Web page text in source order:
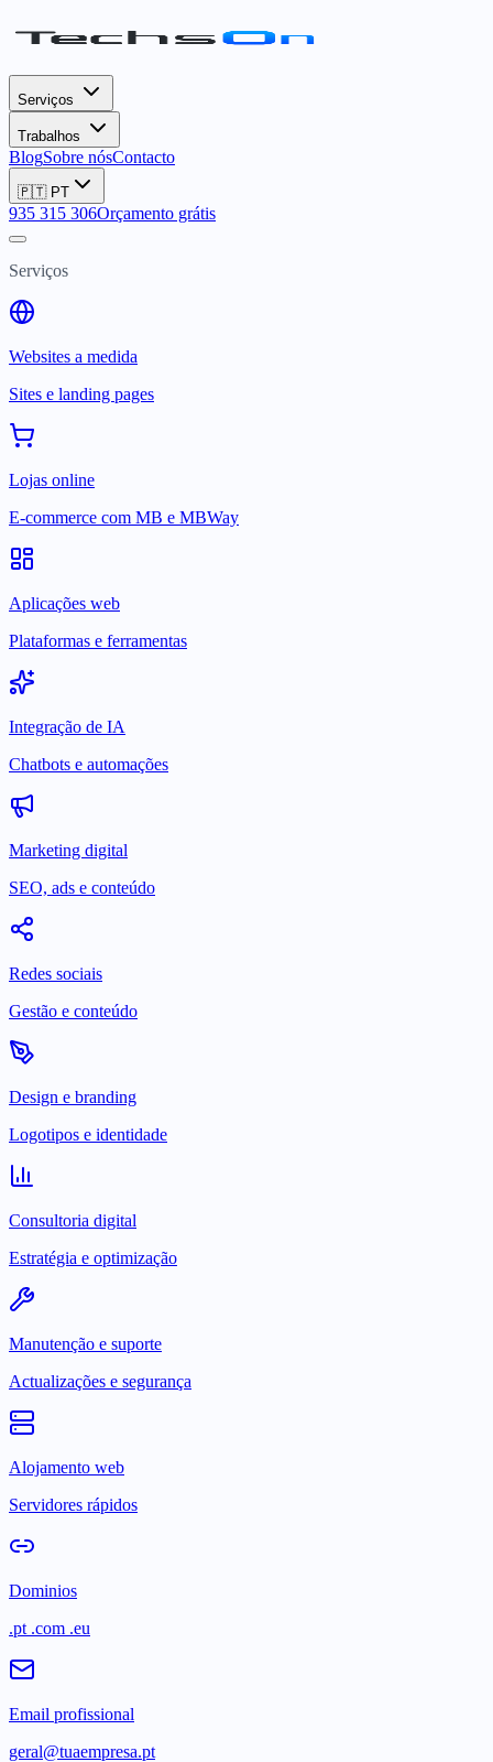
Serviços
Trabalhos
BlogSobre nósContacto
🇵🇹 PT
935 315 306Orçamento grátis
Serviços
Websites a medida
Sites e landing pages
Lojas online
E-commerce com MB e MBWay
Aplicações web
Plataformas e ferramentas
Integração de IA
Chatbots e automações
Marketing digital
SEO, ads e conteúdo
Redes sociais
Gestão e conteúdo
Design e branding
Logotipos e identidade
Consultoria digital
Estratégia e optimização
Manutenção e suporte
Actualizações e segurança
Alojamento web
Servidores rápidos
Dominios
.pt .com .eu
Email profissional
geral@tuaempresa.pt